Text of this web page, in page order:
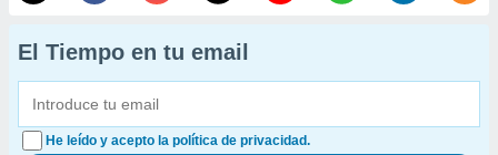
El Tiempo en tu email
He leído y acepto la política de privacidad.